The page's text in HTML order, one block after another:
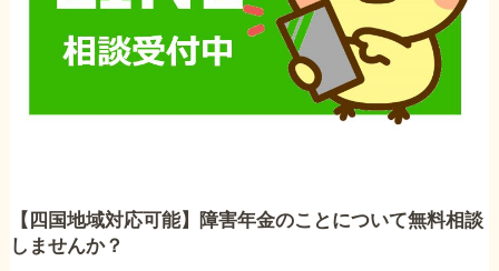
【四国地域対応可能】障害年金のことについて無料相談
しませんか？